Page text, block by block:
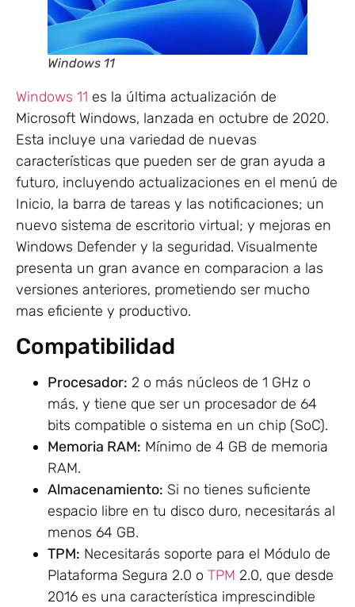
Windows 11
Windows 11 es la última actualización de
Microsoft Windows, lanzada en octubre de 2020.
Esta incluye una variedad de nuevas
características que pueden ser de gran ayuda a
futuro, incluyendo actualizaciones en el menú de
Inicio, la barra de tareas y las notificaciones; un
nuevo sistema de escritorio virtual; y mejoras en
Windows Defender y la seguridad. Visualmente
presenta un gran avance en comparacion a las
versiones anteriores, prometiendo ser mucho
mas eficiente y productivo.
Compatibilidad
Procesador: 2 o más núcleos de 1 GHz o
más, y tiene que ser un procesador de 64
bits compatible o sistema en un chip (SoC).
Memoria RAM: Mínimo de 4 GB de memoria
RAM.
Almacenamiento: Si no tienes suficiente
espacio libre en tu disco duro, necesitarás al
menos 64 GB.
TPM: Necesitarás soporte para el Módulo de
Plataforma Segura 2.0 o TPM 2.0, que desde
2016 es una característica imprescindible